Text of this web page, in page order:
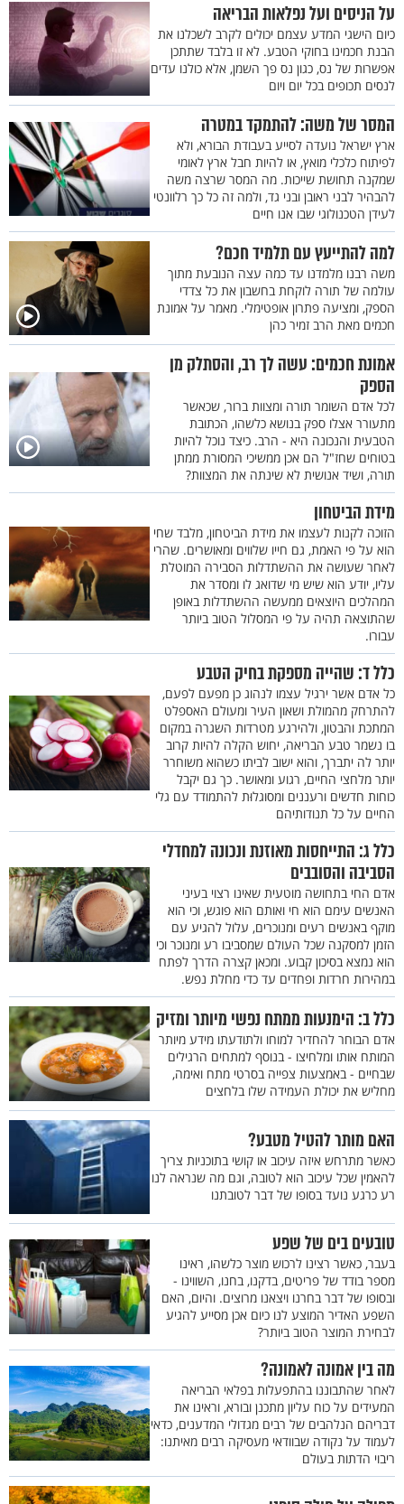
על הניסים ועל נפלאות הבריאה
כיום הישגי המדע עצמם יכולים לקרב לשכלנו את
הבנת חכמינו בחוקי הטבע. לא זו בלבד שתתכן
אפשרות של נס, כגון נס פך השמן, אלא כולנו עדים
לנסים תכופים בכל יום ויום
המסר של משה: להתמקד במטרה
ארץ ישראל נועדה לסייע בעבודת הבורא, ולא
לפיתוח כלכלי מואץ, או להיות חבל ארץ לאומי
שמקנה תחושת שייכות. מה המסר שרצה משה
להבהיר לבני ראובן ובני גד, ולמה זה כל כך רלוונטי
לעידן הטכנולוגי שבו אנו חיים
למה להתייעץ עם תלמיד חכם?
משה רבנו מלמדנו עד כמה עצה הנובעת מתוך
עולמה של תורה לוקחת בחשבון את כל צדדי
הספק, ומציעה פתרון אופטימלי. מאמר על אמונת
חכמים מאת הרב זמיר כהן
אמונת חכמים: עשה לך רב, והסתלק מן
הספק
לכל אדם השומר תורה ומצוות ברור, שכאשר
מתעורר אצלו ספק בנושא כלשהו, הכתובת
הטבעית והנכונה היא - הרב. כיצד נוכל להיות
בטוחים שחז"ל הם אכן ממשיכי המסורת ממתן
תורה, ושיד אנושית לא שינתה את המצוות?
מידת הביטחון
הזוכה לקנות לעצמו את מידת הביטחון, מלבד שחי
הוא על פי האמת, גם חייו שלווים ומאושרים. שהרי
לאחר שעושה את ההשתדלות הסבירה המוטלת
עליו, יודע הוא שיש מי שדואג לו ומסדר את
המהלכים היוצאים ממעשה ההשתדלות באופן
שהתוצאה תהיה על פי המסלול הטוב ביותר
עבורו.
כלל ד: שהייה מספקת בחיק הטבע
כל אדם אשר ירגיל עצמו לנהוג כן מפעם לפעם,
להתרחק מהמולת ושאון העיר ומעולם האספלט
המתכת והבטון, ולהירגע מטרדות השגרה במקום
בו נשמר טבע הבריאה, יחוש הקלה להיות קרוב
יותר לה יתברך, והוא ישוב לביתו כשהוא משוחרר
יותר מלחצי החיים, רגוע ומאושר. כך גם יקבל
כוחות חדשים ורעננים ומסוגלוּת להתמודד עם גלי
החיים על כל תנודותיהם
כלל ג: התייחסות מאוזנת ונכונה למחדלי
הסביבה והסובבים
אדם החי בתחושה מוטעית שאינו רצוי בעיני
האנשים עימם הוא חי ואותם הוא פוגש, וכי הוא
מוקף באנשים רעים ומנוכרים, עלול להגיע עם
הזמן למסקנה שכל העולם שמסביבו רע ומנוכר וכי
הוא נמצא בסיכון קבוע. ומכאן קצרה הדרך לפתח
במהירות חרדות ופחדים עד כדי מחלת נפש.
כלל ב: הימנעות ממתח נפשי מיותר ומזיק
אדם הבוחר להחדיר למוחו ולתודעתו מידע מיותר
המותח אותו ומלחיצו - בנוסף למתחים הרגילים
שבחיים - באמצעות צפייה בסרטי מתח ואימה,
מחליש את יכולת העמידה שלו בלחצים
האם מותר להטיל מטבע?
כאשר מתרחש איזה עיכוב או קושי בתוכניות צריך
להאמין שכל עיכוב הוא לטובה, וגם מה שנראה לנו
רע כרגע נועד בסופו של דבר לטובתנו
טובעים בים של שפע
בעבר, כאשר רצינו לרכוש מוצר כלשהו, ראינו
מספר בודד של פריטים, בדקנו, בחנו, השווינו -
ובסופו של דבר בחרנו ויצאנו מרוצים. והיום, האם
השפע האדיר המוצע לנו כיום אכן מסייע להגיע
לבחירת המוצר הטוב ביותר?
מה בין אמונה לאמונה?
לאחר שהתבוננו בהתפעלות בפלאי הבריאה
המעידים על כוח עליון מתכנן ובורא, וראינו את
דבריהם הנלהבים של רבים מגדולי המדענים, כדאי
לעמוד על נקודה שבוודאי מעסיקה רבים מאיתנו:
ריבוי הדתות בעולם